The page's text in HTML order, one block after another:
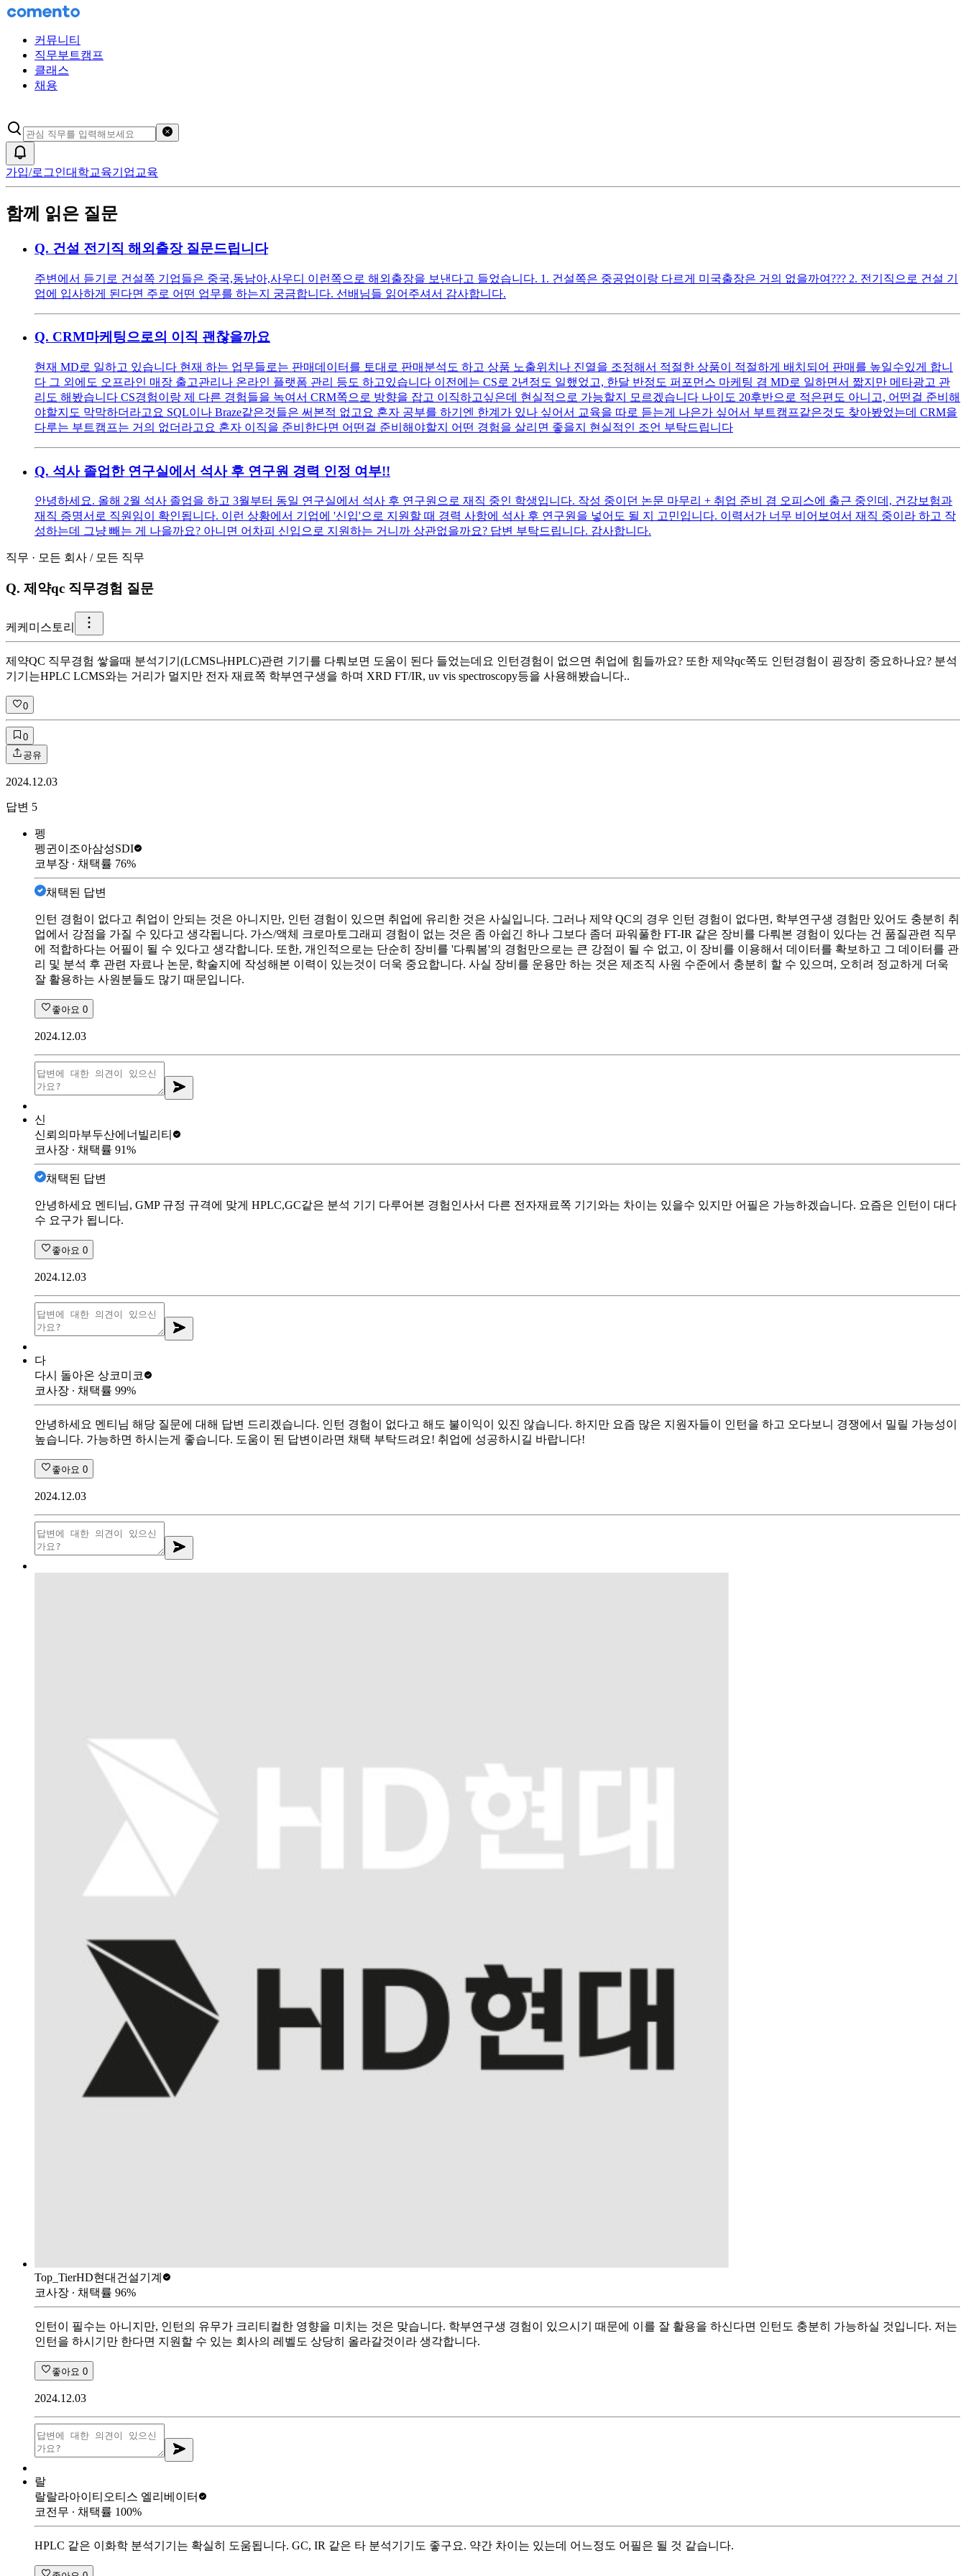
커뮤니티
직무부트캠프
클래스
채용
가입/로그인대학교육기업교육
함께 읽은 질문
Q. 건설 전기직 해외출장 질문드립니다
주변에서 듣기로 건설쪽 기업들은 중국,동남아,사우디 이런쪽으로 해외출장을 보낸다고 들었습니다. 1. 건설쪽은 중공업이랑 다르게 미국출장은 거의 없을까여??? 2. 전기직으로 건설 기
업에 입사하게 된다면 주로 어떤 업무를 하는지 궁금합니다. 선배님들 읽어주셔서 감사합니다.
Q. CRM마케팅으로의 이직 괜찮을까요
현재 MD로 일하고 있습니다 현재 하는 업무들로는 판매데이터를 토대로 판매분석도 하고 상품 노출위치나 진열을 조정해서 적절한 상품이 적절하게 배치되어 판매를 높일수있게 합니
다 그 외에도 오프라인 매장 출고관리나 온라인 플랫폼 관리 등도 하고있습니다 이전에는 CS로 2년정도 일했었고, 한달 반정도 퍼포먼스 마케팅 겸 MD로 일하면서 짧지만 메타광고 관
리도 해봤습니다 CS경험이랑 제 다른 경험들을 녹여서 CRM쪽으로 방향을 잡고 이직하고싶은데 현실적으로 가능할지 모르겠습니다 나이도 20후반으로 적은편도 아니고, 어떤걸 준비해
야할지도 막막하더라고요 SQL이나 Braze같은것들은 써본적 없고요 혼자 공부를 하기엔 한계가 있나 싶어서 교육을 따로 듣는게 나은가 싶어서 부트캠프같은것도 찾아봤었는데 CRM을
다루는 부트캠프는 거의 없더라고요 혼자 이직을 준비한다면 어떤걸 준비해야할지 어떤 경험을 살리면 좋을지 현실적인 조언 부탁드립니다
Q. 석사 졸업한 연구실에서 석사 후 연구원 경력 인정 여부!!
안녕하세요. 올해 2월 석사 졸업을 하고 3월부터 동일 연구실에서 석사 후 연구원으로 재직 중인 학생입니다. 작성 중이던 논문 마무리 + 취업 준비 겸 오피스에 출근 중인데, 건강보험과
재직 증명서로 직원임이 확인됩니다. 이런 상황에서 기업에 '신입'으로 지원할 때 경력 사항에 석사 후 연구원을 넣어도 될 지 고민입니다. 이력서가 너무 비어보여서 재직 중이라 하고 작
성하는데 그냥 빼는 게 나을까요? 아니면 어차피 신입으로 지원하는 거니까 상관없을까요? 답변 부탁드립니다. 감사합니다.
직무 · 모든 회사 / 모든 직무
Q. 제약qc 직무경험 질문
케 케미스토리
제약QC 직무경험 쌓을때 분석기기(LCMS나HPLC)관련 기기를 다뤄보면 도움이 된다 들었는데요 인턴경험이 없으면 취업에 힘들까요? 또한 제약qc쪽도 인턴경험이 굉장히 중요하나요? 분석
기기는HPLC LCMS와는 거리가 멀지만 전자 재료쪽 학부연구생을 하며 XRD FT/IR, uv vis spectroscopy등을 사용해봤습니다..
0
0
공유
2024.12.03
답변 5
펭
펭귄이조아삼성SDI
코부장 ∙ 채택률 76%
채택된 답변
인턴 경험이 없다고 취업이 안되는 것은 아니지만, 인턴 경험이 있으면 취업에 유리한 것은 사실입니다. 그러나 제약 QC의 경우 인턴 경험이 없다면, 학부연구생 경험만 있어도 충분히 취
업에서 강점을 가질 수 있다고 생각됩니다. 가스/액체 크로마토그래피 경험이 없는 것은 좀 아쉽긴 하나 그보다 좀더 파워풀한 FT-IR 같은 장비를 다뤄본 경험이 있다는 건 품질관련 직무
에 적합하다는 어필이 될 수 있다고 생각합니다. 또한, 개인적으로는 단순히 장비를 '다뤄봄'의 경험만으로는 큰 강점이 될 수 없고, 이 장비를 이용해서 데이터를 확보하고 그 데이터를 관
리 및 분석 후 관련 자료나 논문, 학술지에 작성해본 이력이 있는것이 더욱 중요합니다. 사실 장비를 운용만 하는 것은 제조직 사원 수준에서 충분히 할 수 있으며, 오히려 정교하게 더욱
잘 활용하는 사원분들도 많기 때문입니다.
좋아요 0
2024.12.03
신
신뢰의마부두산에너빌리티
코사장 ∙ 채택률 91%
채택된 답변
안녕하세요 멘티님, GMP 규정 규격에 맞게 HPLC,GC같은 분석 기기 다루어본 경험인사서 다른 전자재료쪽 기기와는 차이는 있을수 있지만 어필은 가능하겠습니다. 요즘은 인턴이 대다
수 요구가 됩니다.
좋아요 0
2024.12.03
다
다시 돌아온 상코미코
코사장 ∙ 채택률 99%
안녕하세요 멘티님 해당 질문에 대해 답변 드리겠습니다. 인턴 경험이 없다고 해도 불이익이 있진 않습니다. 하지만 요즘 많은 지원자들이 인턴을 하고 오다보니 경쟁에서 밀릴 가능성이
높습니다. 가능하면 하시는게 좋습니다. 도움이 된 답변이라면 채택 부탁드려요! 취업에 성공하시길 바랍니다!
좋아요 0
2024.12.03
Top_TierHD현대건설기계
코사장 ∙ 채택률 96%
인턴이 필수는 아니지만, 인턴의 유무가 크리티컬한 영향을 미치는 것은 맞습니다. 학부연구생 경험이 있으시기 때문에 이를 잘 활용을 하신다면 인턴도 충분히 가능하실 것입니다. 저는
인턴을 하시기만 한다면 지원할 수 있는 회사의 레벨도 상당히 올라갈것이라 생각합니다.
좋아요 0
2024.12.03
랄
랄랄라아이티 오티스 엘리베이터
코전무 ∙ 채택률 100%
HPLC 같은 이화학 분석기기는 확실히 도움됩니다. GC, IR 같은 타 분석기기도 좋구요. 약간 차이는 있는데 어느정도 어필은 될 것 같습니다.